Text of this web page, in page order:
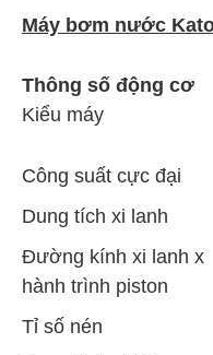
Máy bơm nước
Thông số động cơ
Kiểu máy
Công suất cực đại
Dung tích xi lanh
Đường kính xi lanh x
hành trình piston
Tỉ số nén